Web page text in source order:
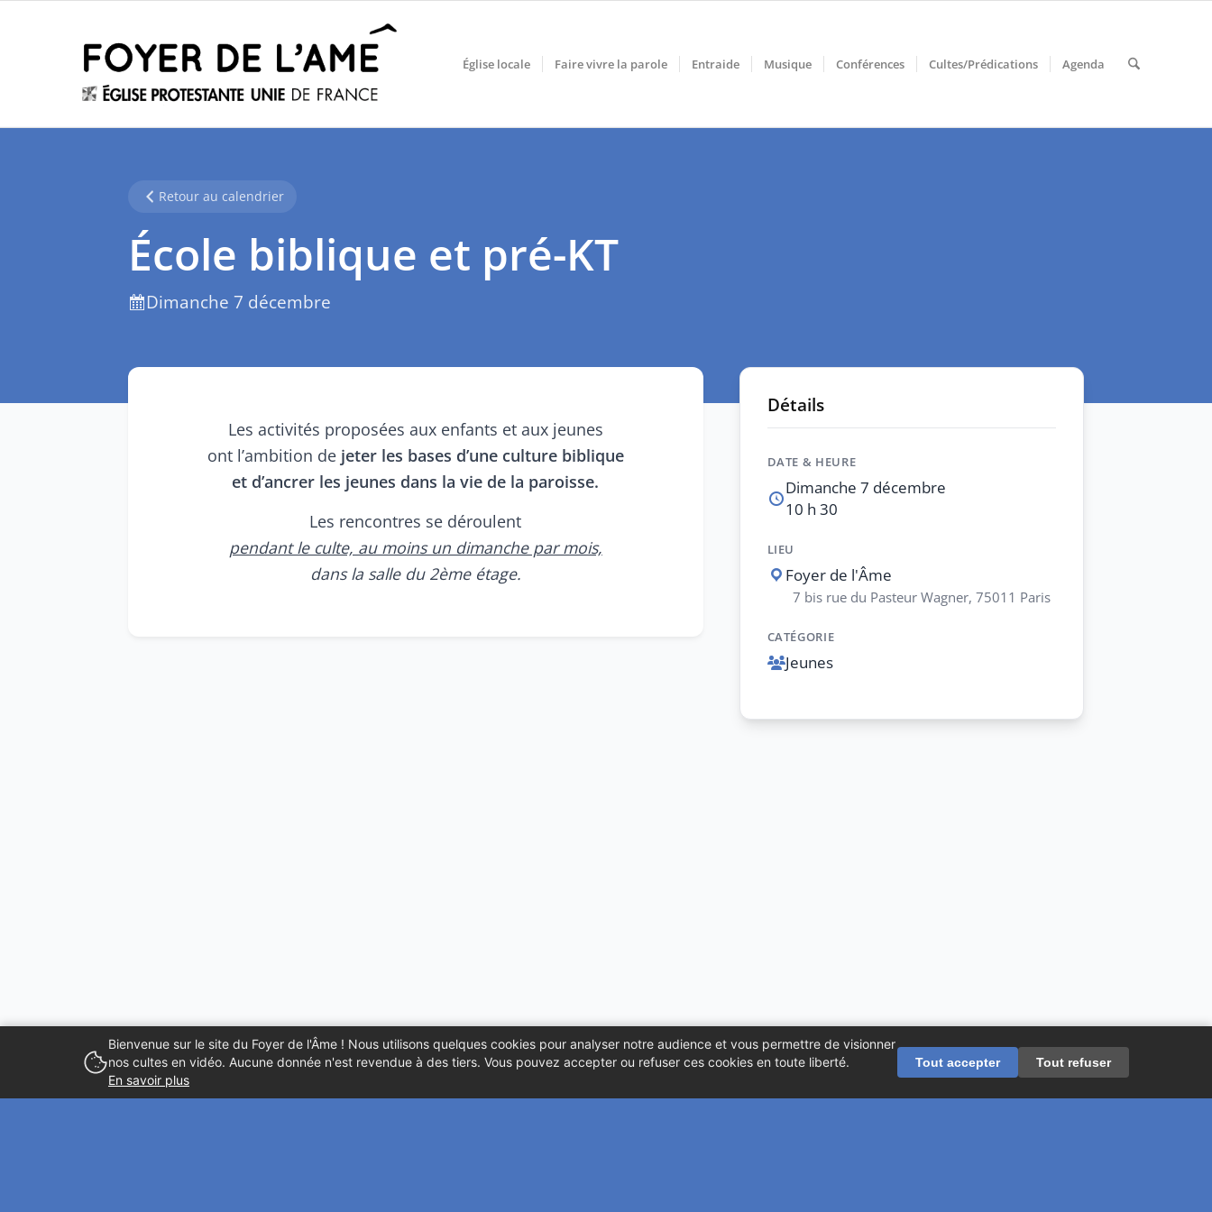
Église locale Faire vivre la parole Entraide Musique Conférences Cultes/Prédications Agenda
Retour au calendrier
École biblique et pré-KT
Dimanche 7 décembre
Les activités proposées aux enfants et aux jeunes
ont l’ambition de jeter les bases d’une culture biblique
et d’ancrer les jeunes dans la vie de la paroisse.
Les rencontres se déroulent
pendant le culte, au moins un dimanche par mois,
dans la salle du 2ème étage.
Détails
DATE & HEURE
Dimanche 7 décembre
10 h 30
LIEU
Foyer de l'Âme
7 bis rue du Pasteur Wagner, 75011 Paris
CATÉGORIE
Jeunes
Bienvenue sur le site du Foyer de l'Âme ! Nous utilisons quelques cookies pour analyser notre audience et vous permettre de visionner
nos cultes en vidéo. Aucune donnée n'est revendue à des tiers. Vous pouvez accepter ou refuser ces cookies en toute liberté.
En savoir plus
Tout accepter Tout refuser